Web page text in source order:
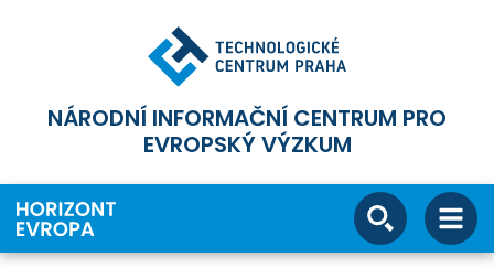
NÁRODNÍ INFORMAČNÍ CENTRUM PRO
EVROPSKÝ VÝZKUM